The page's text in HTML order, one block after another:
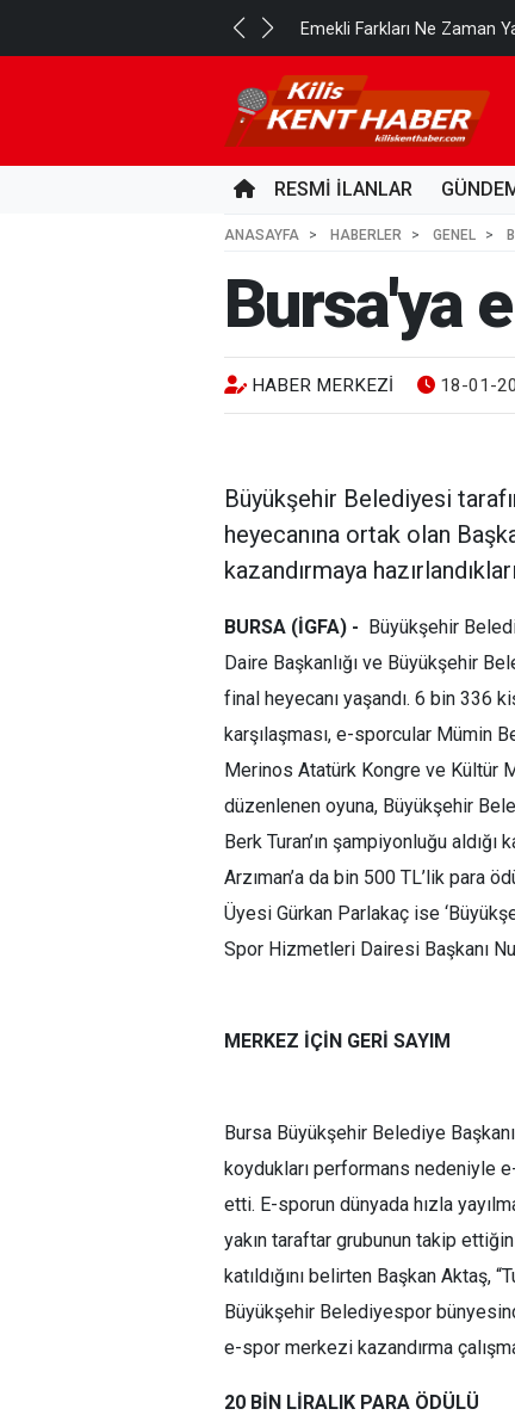
Su
RESMİ İLANLAR
ANASAYFA HABERLER GENEL
Bursa'ya
HABER MERKEZI 18-01-
Büyükşehir Belediyesi
heyecanına ortak olan
kazandırmaya
BURSA (İGFA) - Büyükşehir
Daire Başkanlığı ve Büyükşehir
final heyecanı yaşandı. 6 bin 336
karşılaşması, e-sporcular Mümin
Merinos Atatürk Kongre ve Kültür
düzenlenen oyuna, Büyükşehir
Berk Turan’ın şampiyonluğu
Arzıman’a da bin 500 TL’lik para
Üyesi Gürkan Parlakaç ise
Spor Hizmetleri Dairesi Başkanı
MERKEZ İÇİN GERİ SAYIM
Bursa Büyükşehir Belediye
koydukları performans nedeniyle
etti. E-sporun dünyada hızla
yakın taraftar grubunun takip
katıldığını belirten Başkan Aktaş,
Büyükşehir Belediyespor
e-spor merkezi kazandırma
20 BİN LİRALIK PARA ÖDÜLÜ